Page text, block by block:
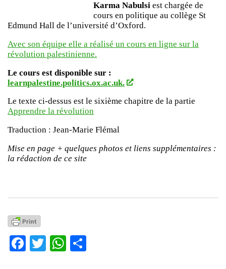
Karma Nabulsi est chargée de
cours en politique au collège St
Edmund Hall de l’université d’Oxford.
Avec son équipe elle a réalisé un cours en ligne sur la
révolution palestinienne.
Le cours est disponible sur :
learnpalestine.politics.ox.ac.uk.
Le texte ci-dessus est le sixième chapitre de la partie
Apprendre la révolution
Traduction : Jean-Marie Flémal
Mise en page + quelques photos et liens supplémentaires :
la rédaction de ce site
Facebook
TwitterWhatsApp